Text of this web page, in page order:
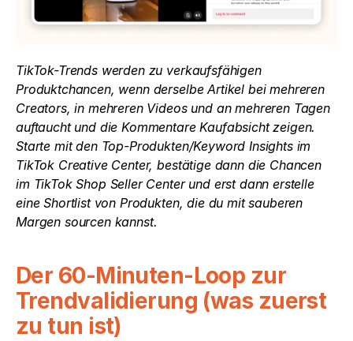
TikTok-Trends werden zu verkaufsfähigen
Produktchancen, wenn derselbe Artikel bei mehreren
Creators, in mehreren Videos und an mehreren Tagen
auftaucht und die Kommentare Kaufabsicht zeigen.
Starte mit den Top-Produkten/Keyword Insights im
TikTok Creative Center, bestätige dann die Chancen
im TikTok Shop Seller Center und erst dann erstelle
eine Shortlist von Produkten, die du mit sauberen
Margen sourcen kannst.
Der 60-Minuten-Loop zur
Trendvalidierung (was zuerst
zu tun ist)